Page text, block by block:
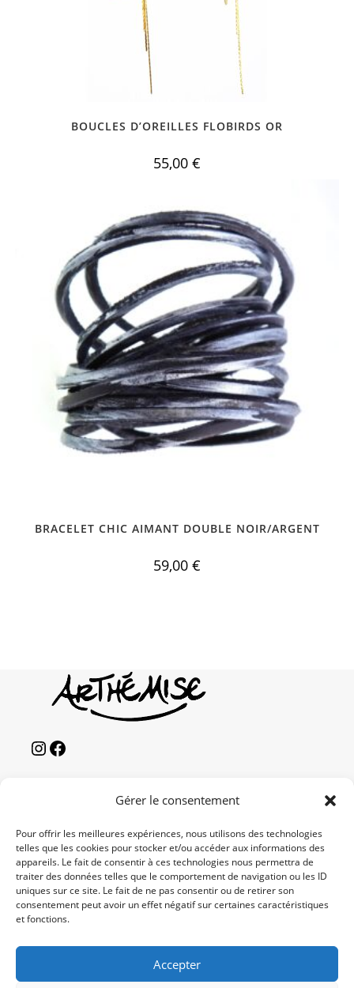
Gérer le consentement
Pour offrir les meilleures expériences, nous utilisons des technologies
telles que les cookies pour stocker et/ou accéder aux informations des
appareils. Le fait de consentir à ces technologies nous permettra de
traiter des données telles que le comportement de navigation ou les ID
uniques sur ce site. Le fait de ne pas consentir ou de retirer son
consentement peut avoir un effet négatif sur certaines caractéristiques
et fonctions.
Accepter
BOUCLES D’OREILLES FLOBIRDS OR
55,00 €
BRACELET CHIC AIMANT DOUBLE NOIR/ARGENT
59,00 €
ENVOYER
Accepter les termes RGPD
+33 6 95 38 95 04